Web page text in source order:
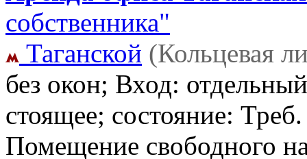
собственника"
Таганской (Кольцевая
без окон; Вход:
стоящее; состояние:
Помещение свободного